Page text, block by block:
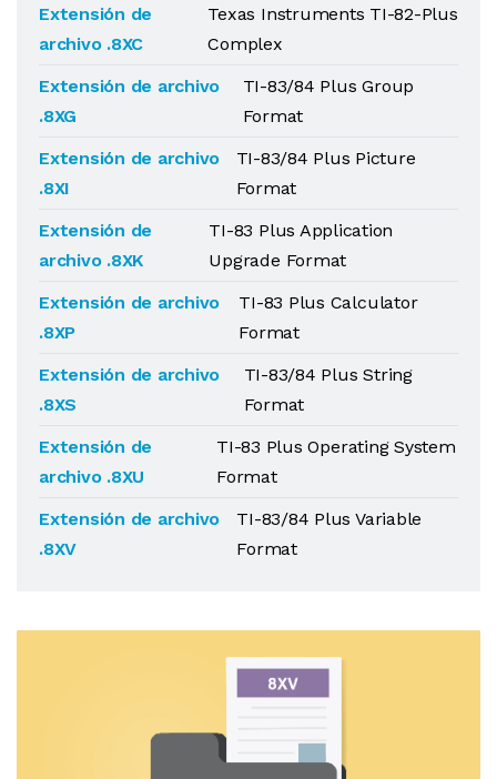
Extensión de
archivo .8XC
Texas Instruments TI-82-Plus
Complex
Extensión de archivo
.8XG
TI-83/84 Plus Group
Format
Extensión de archivo
.8XI
TI-83/84 Plus Picture
Format
Extensión de
archivo .8XK
TI-83 Plus Application
Upgrade Format
Extensión de archivo
.8XP
TI-83 Plus Calculator
Format
Extensión de archivo
.8XS
TI-83/84 Plus String
Format
Extensión de
archivo .8XU
TI-83 Plus Operating System
Format
Extensión de archivo
.8XV
TI-83/84 Plus Variable
Format